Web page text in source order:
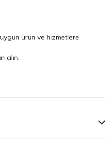
ürün ve hizmetlere
alın.